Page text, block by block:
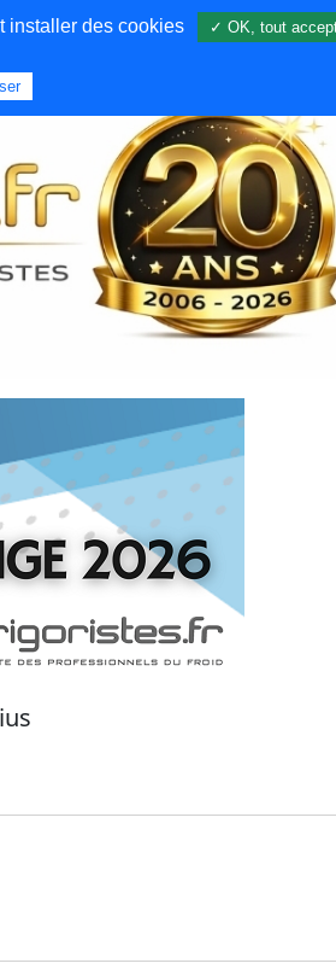
Qui sommes nous
installer des cookies ✓ OK, tout